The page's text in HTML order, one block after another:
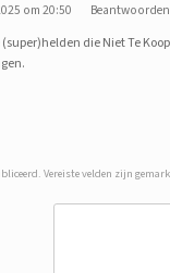
om 20:50
Beantwoorden
(super)helden die Niet Te
Vereiste velden zijn